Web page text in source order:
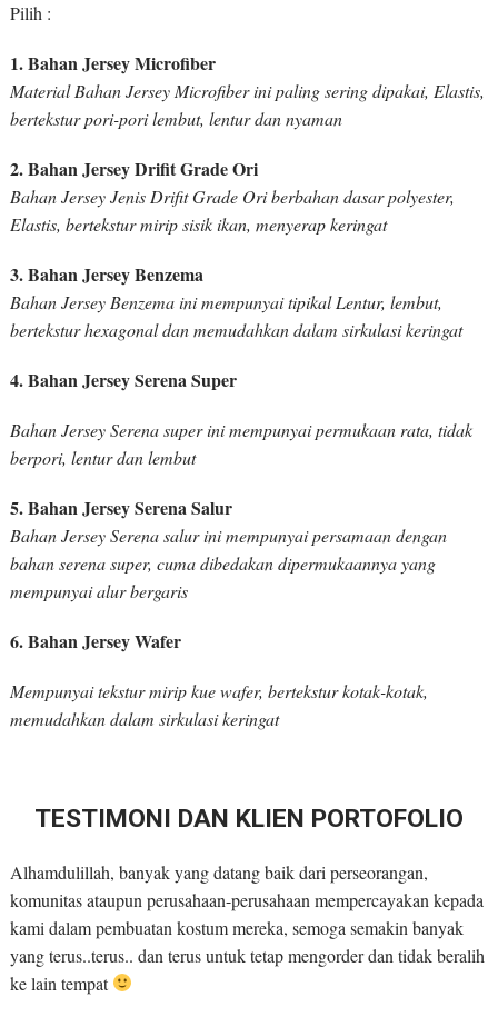
Pilih :
1. Bahan Jersey Microfiber
Material Bahan Jersey Microfiber ini paling sering dipakai, Elastis,
bertekstur pori-pori lembut, lentur dan nyaman
2. Bahan Jersey Drifit Grade Ori
Bahan Jersey Jenis Drifit Grade Ori berbahan dasar polyester,
Elastis, bertekstur mirip sisik ikan, menyerap keringat
3. Bahan Jersey Benzema
Bahan Jersey Benzema ini mempunyai tipikal Lentur, lembut,
bertekstur hexagonal dan memudahkan dalam sirkulasi keringat
4. Bahan Jersey Serena Super
Bahan Jersey Serena super ini mempunyai permukaan rata, tidak
berpori, lentur dan lembut
5. Bahan Jersey Serena Salur
Bahan Jersey Serena salur ini mempunyai persamaan dengan
bahan serena super, cuma dibedakan dipermukaannya yang
mempunyai alur bergaris
6. Bahan Jersey Wafer
Mempunyai tekstur mirip kue wafer, bertekstur kotak-kotak,
memudahkan dalam sirkulasi keringat
TESTIMONI DAN KLIEN PORTOFOLIO
Alhamdulillah, banyak yang datang baik dari perseorangan,
komunitas ataupun perusahaan-perusahaan mempercayakan kepada
kami dalam pembuatan kostum mereka, semoga semakin banyak
yang terus..terus.. dan terus untuk tetap mengorder dan tidak beralih
ke lain tempat